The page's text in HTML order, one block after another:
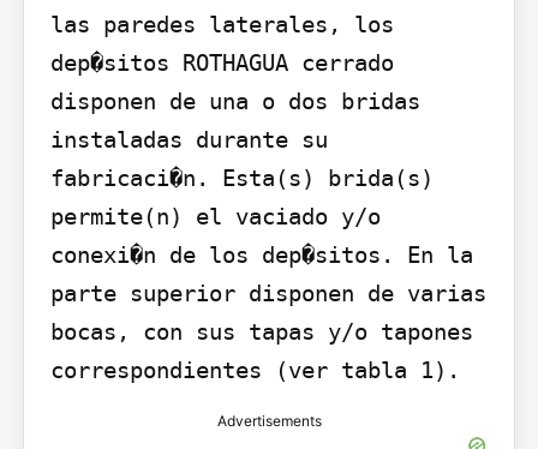
las paredes laterales, los
dep�sitos ROTHAGUA cerrado
disponen de una o dos bridas
instaladas durante su
fabricaci�n. Esta(s) brida(s)
permite(n) el vaciado y/o
conexi�n de los dep�sitos. En la
parte superior disponen de varias
bocas, con sus tapas y/o tapones
correspondientes (ver tabla 1).
Advertisements